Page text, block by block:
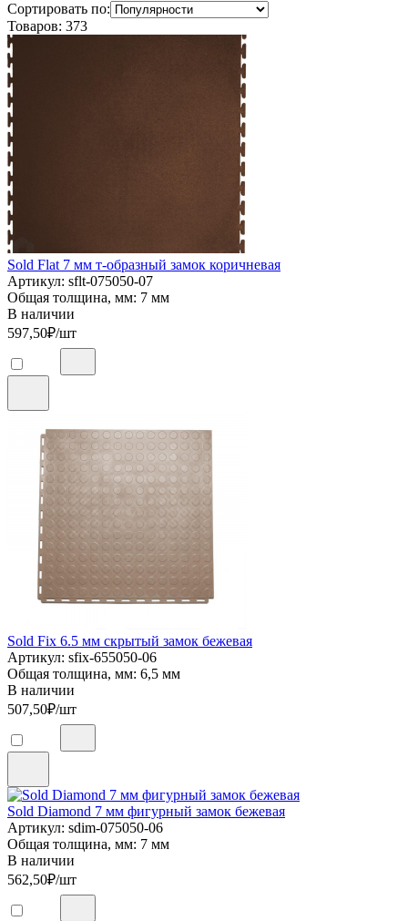
Сортировать по:
Товаров: 373
Sold Flat 7 мм т-образный замок коричневая
Артикул: sflt-075050-07
Общая толщина, мм: 7 мм
В наличии
597,50₽/шт
Sold Fix 6.5 мм скрытый замок бежевая
Артикул: sfix-655050-06
Общая толщина, мм: 6,5 мм
В наличии
507,50₽/шт
Sold Diamond 7 мм фигурный замок бежевая
Артикул: sdim-075050-06
Общая толщина, мм: 7 мм
В наличии
562,50₽/шт